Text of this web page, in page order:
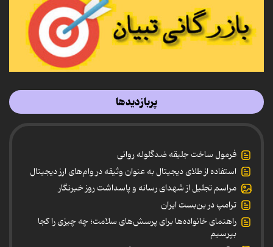
پربازدیدها
فرمول ساخت جلیقه ضدگلوله روانی
استفاده از طلای دیجیتال به عنوان وثیقه در وام‌های ارز دیجیتال
مراسم تجلیل از شهدای رسانه و پاسداشت روز خبرنگار
ترامپ در بن‌بست ایران
راهنمای خانواده‌ها برای پرسش‌های سلامت؛ چه چیزی را کجا
بپرسیم